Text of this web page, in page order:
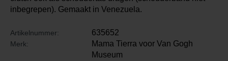
inbegrepen). Gemaakt in Venezuela.
Artikelnummer: 635652
Merk:
Mama Tierra voor Van Gogh
Museum